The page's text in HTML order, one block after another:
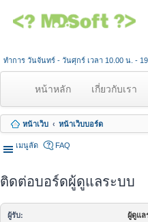
ทำการ วันจันทร์ - วันศุกร์ เวลา 10.00 น. -
หน้าหลัก(
u
r
t
เกี่ยวกับเรา
หน้าเว็บ หน้าเว็บบอร์ด
เมนูลัด FAQ
ติดต่อบอร์ดผู้ดูแลระบบ
ผู้รับ:
ผู้ดูแล